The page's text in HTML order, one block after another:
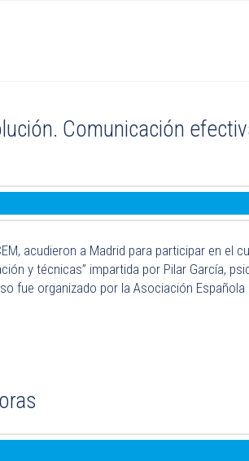
Comunicación
acudieron a Madrid para participar en el
y técnicas” impartida por Pilar García,
fue organizado por la Asociación Española